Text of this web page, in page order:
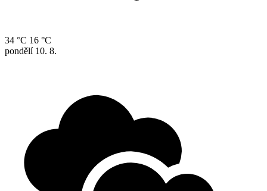
34 °C 16 °C
pondělí 10. 8.